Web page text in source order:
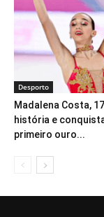
Desporto
Madalena Costa,
história e
primeiro ouro...